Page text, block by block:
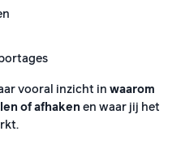
vooral inzicht in waarom
of afhaken en waar jij het